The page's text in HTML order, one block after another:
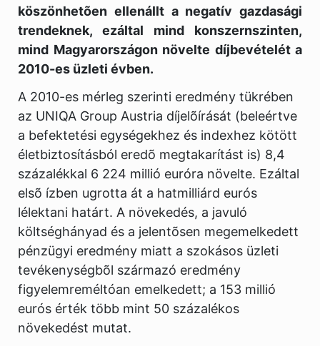
köszönhetõen ellenállt a negatív gazdasági
trendeknek, ezáltal mind konszernszinten,
mind Magyarországon növelte díjbevételét a
2010-es üzleti évben.
A 2010-es mérleg szerinti eredmény tükrében
az UNIQA Group Austria díjelõírását (beleértve
a befektetési egységekhez és indexhez kötött
életbiztosításból eredõ megtakarítást is) 8,4
százalékkal 6 224 millió euróra növelte. Ezáltal
elsõ ízben ugrotta át a hatmilliárd eurós
lélektani határt. A növekedés, a javuló
költséghányad és a jelentõsen megemelkedett
pénzügyi eredmény miatt a szokásos üzleti
tevékenységbõl származó eredmény
figyelemreméltóan emelkedett; a 153 millió
eurós érték több mint 50 százalékos
növekedést mutat.